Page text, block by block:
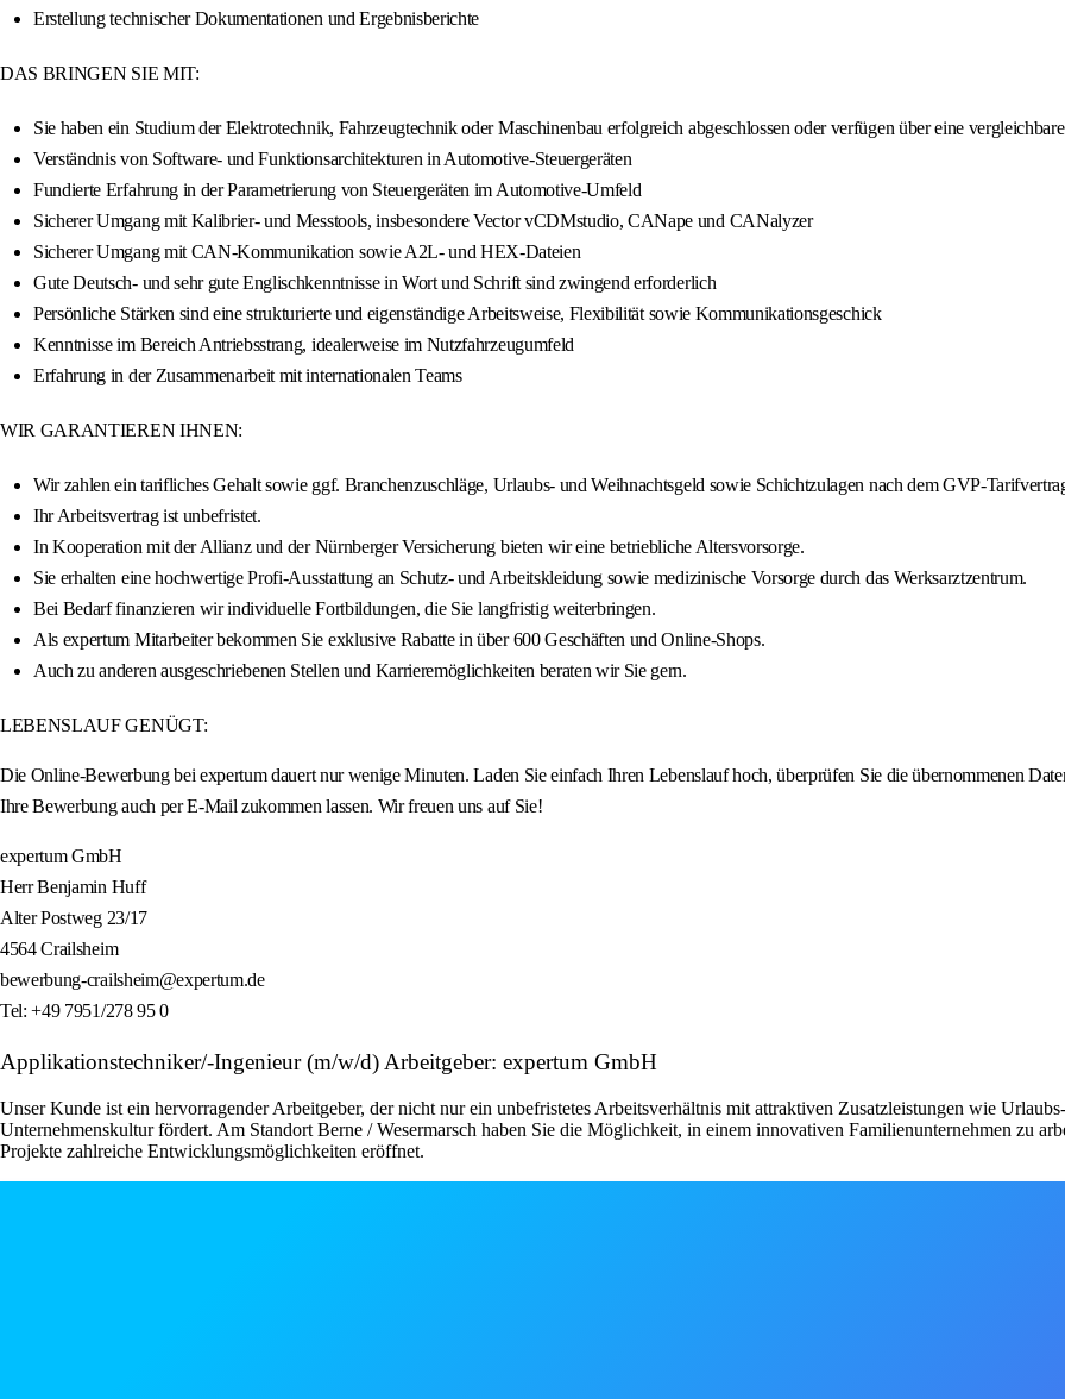
Erstellung technischer Dokumentationen und Ergebnisberichte
DAS BRINGEN SIE MIT:
Sie haben ein Studium der Elektrotechnik, Fahrzeugtechnik oder Maschinenbau erfolgreich abgeschlossen oder verfügen über eine
Verständnis von Software- und Funktionsarchitekturen in Automotive-Steuergeräten
Fundierte Erfahrung in der Parametrierung von Steuergeräten im Automotive-Umfeld
Sicherer Umgang mit Kalibrier- und Messtools, insbesondere Vector vCDMstudio, CANape und CANalyzer
Sicherer Umgang mit CAN-Kommunikation sowie A2L- und HEX-Dateien
Gute Deutsch- und sehr gute Englischkenntnisse in Wort und Schrift sind zwingend erforderlich
Persönliche Stärken sind eine strukturierte und eigenständige Arbeitsweise, Flexibilität sowie Kommunikationsgeschick
Kenntnisse im Bereich Antriebsstrang, idealerweise im Nutzfahrzeugumfeld
Erfahrung in der Zusammenarbeit mit internationalen Teams
WIR GARANTIEREN IHNEN:
Wir zahlen ein tarifliches Gehalt sowie ggf. Branchenzuschläge, Urlaubs- und Weihnachtsgeld sowie Schichtzulagen nach dem GVP-
Ihr Arbeitsvertrag ist unbefristet.
In Kooperation mit der Allianz und der Nürnberger Versicherung bieten wir eine betriebliche Altersvorsorge.
Sie erhalten eine hochwertige Profi-Ausstattung an Schutz- und Arbeitskleidung sowie medizinische Vorsorge durch das Werksarztzentrum.
Bei Bedarf finanzieren wir individuelle Fortbildungen, die Sie langfristig weiterbringen.
Als expertum Mitarbeiter bekommen Sie exklusive Rabatte in über 600 Geschäften und Online-Shops.
Auch zu anderen ausgeschriebenen Stellen und Karrieremöglichkeiten beraten wir Sie gern.
LEBENSLAUF GENÜGT:
Die Online-Bewerbung bei expertum dauert nur wenige Minuten. Laden Sie einfach Ihren Lebenslauf hoch, überprüfen Sie die übernommenen
Ihre Bewerbung auch per E-Mail zukommen lassen. Wir freuen uns auf Sie!
expertum GmbH
Herr Benjamin Huff
Alter Postweg 23/17
4564 Crailsheim
bewerbung-crailsheim@expertum.de
Tel: +49 7951/278 95 0
Applikationstechniker/-Ingenieur (m/w/d) Arbeitgeber: expertum GmbH
Unser Kunde ist ein hervorragender Arbeitgeber, der nicht nur ein unbefristetes Arbeitsverhältnis mit attraktiven Zusatzleistungen wie
Unternehmenskultur fördert. Am Standort Berne / Wesermarsch haben Sie die Möglichkeit, in einem innovativen Familienunternehmen zu
Projekte zahlreiche Entwicklungsmöglichkeiten eröffnet.